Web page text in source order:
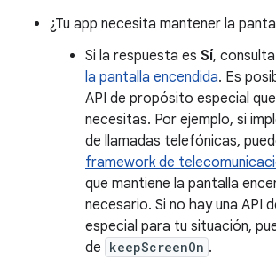
¿Tu app necesita mantener la
Si la respuesta es Sí, consulta
la pantalla encendida. Es
API de propósito especial
necesitas. Por ejemplo, si
de llamadas telefónicas,
framework de
que mantiene la pantalla
necesario. Si no hay una API
especial para tu situación,
de keepScreenOn .